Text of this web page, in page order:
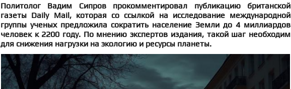
Политолог Вадим Сипров прокомментировал публикацию британской
газеты Daily Mail, которая со ссылкой на исследование международной
группы ученых предложила сократить население Земли до 4 миллиардов
человек к 2200 году. По мнению экспертов издания, такой шаг необходим
для снижения нагрузки на экологию и ресурсы планеты.